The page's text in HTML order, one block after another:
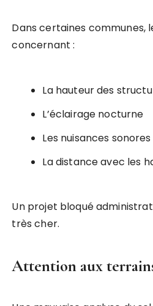
Dans certaines communes,
concernant :
La hauteur des
L’éclairage nocturne
Les nuisances sonores
La distance avec les
Un projet bloqué
très cher.
Attention aux